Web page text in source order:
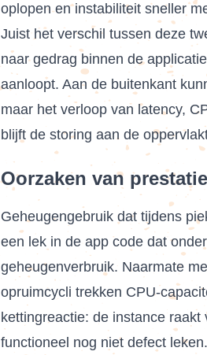
oplopen en instabiliteit sneller
Juist het verschil tussen deze
naar gedrag binnen de
aanloopt. Aan de buitenkant
maar het verloop van latency,
blijft de storing aan de
Oorzaken van
Geheugengebruik dat tijdens
een lek in de app code dat
geheugenverbruik. Naarmate
opruimcycli trekken CPU-
kettingreactie: de instance
functioneel nog niet defect